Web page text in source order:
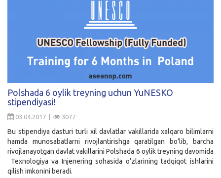
Qidirish
Kirish
Polshada 6 oylik treyning uchun YuNESKO
stipendiyasi!
03.04.2017 | 3077
Bu stipendiya dasturi turli xil davlatlar vakillarida xalqaro bilimlarni
hamda munosabatlarni rivojlantirishga qaratilgan bo’lib, barcha
rivojlanayotgan davlat vakillarini Polshada 6 oylik treyning davomida
Texnologiya va Injenering sohasida o’zlarining tadqiqot ishlarini
qilish imkonini beradi.